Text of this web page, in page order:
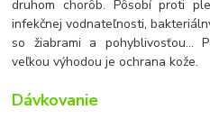
druhom chorôb. Pôsobí proti
infekčnej vodnateľnosti,
so žiabrami a pohyblivosťou...
veľkou výhodou je ochrana kože.
Dávkovanie